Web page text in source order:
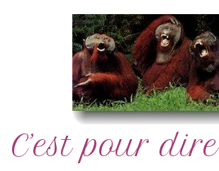
C’est pour dire